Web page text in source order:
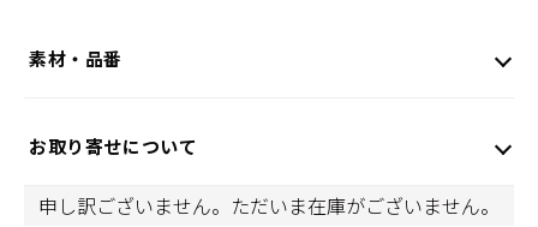
素材・品番
お取り寄せについて
申し訳ございません。ただいま在庫がございません。